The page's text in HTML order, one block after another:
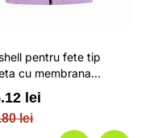
pentru fete tip
cu membrana
NEODRY 5
permis de schi roz /
lei
lei